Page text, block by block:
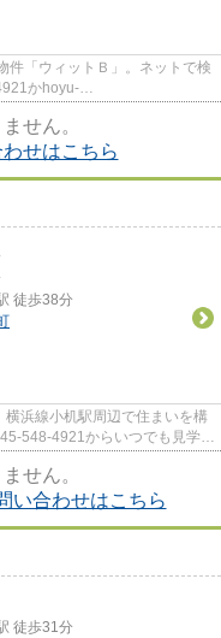
件「ウィットＢ」。ネットで検
かhoyu-
せん。
せはこちら
徒歩38分
浜線小机駅周辺で住まいを構
548-4921からいつでも見学の
せん。
い合わせはこちら
徒歩31分